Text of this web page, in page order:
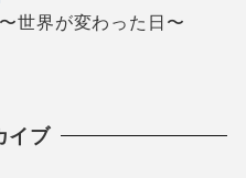
世界が変わった日〜
イブ